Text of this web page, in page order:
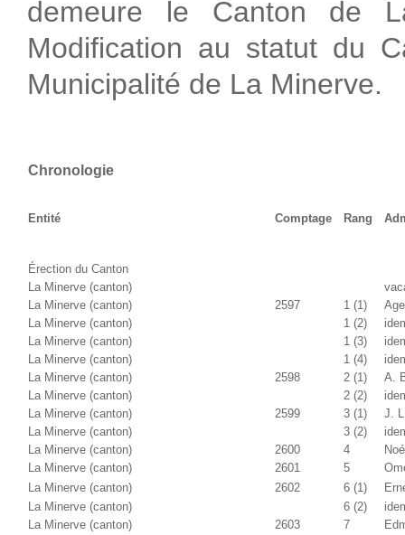
demeure le Canton de
Modification au statut du
Municipalité de La Minerve.
Chronologie
Entité Comptage Rang
Érection du Canton
La Minerve (canton)
La Minerve (canton)
2597 1 (1)
La Minerve (canton)
1 (2)
La Minerve (canton)
1 (3)
La Minerve (canton)
1 (4)
La Minerve (canton)
2598 2 (1)
A.
La Minerve (canton)
2 (2)
La Minerve (canton)
2599 3 (1)
J.
La Minerve (canton)
3 (2)
La Minerve (canton)
2600 4
La Minerve (canton)
2601 5
La Minerve (canton)
2602 6 (1)
La Minerve (canton)
6 (2)
La Minerve (canton)
2603 7